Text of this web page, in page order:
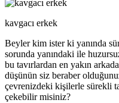
kavgacı erkek
Beyler kim ister ki yanında
sorunda yanındaki ile
bu tavırlardan en yakın
düşünün siz beraber
çevrenizdeki kişilerle sürekli
çekebilir misiniz?